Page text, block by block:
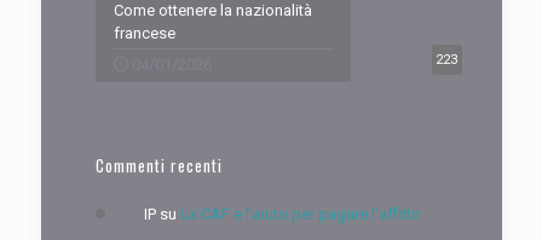
223
Come ottenere la nazionalità
francese
Commenti recenti
IPsu La CAF e l’aiuto per pagare l’affitto